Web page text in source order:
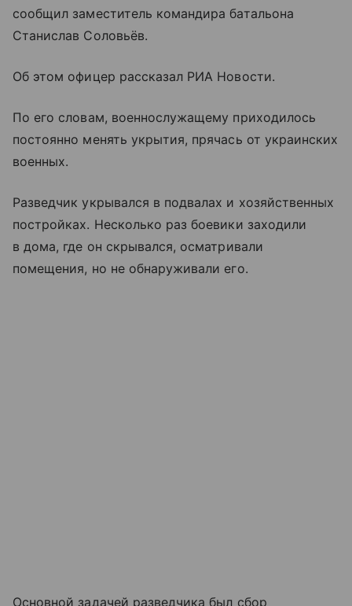
сообщил заместитель командира батальона
Станислав Соловьёв.
Об этом офицер рассказал РИА Новости.
По его словам, военнослужащему приходилось
постоянно менять укрытия, прячась от украинских
военных.
Разведчик укрывался в подвалах и хозяйственных
постройках. Несколько раз боевики заходили
в дома, где он скрывался, осматривали
помещения, но не обнаруживали его.
Основной задачей разведчика был сбор